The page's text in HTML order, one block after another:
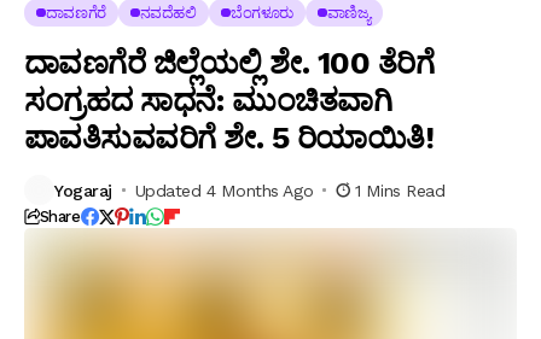
ದಾವಣಗೆರೆ ನವದೆಹಲಿ ಬೆಂಗಳೂರು ವಾಣಿಜ್ಯ
ದಾವಣಗೆರೆ ಜಿಲ್ಲೆಯಲ್ಲಿ ಶೇ. 100 ತೆರಿಗೆ
ಸಂಗ್ರಹದ ಸಾಧನೆ: ಮುಂಚಿತವಾಗಿ
ಪಾವತಿಸುವವರಿಗೆ ಶೇ. 5 ರಿಯಾಯಿತಿ!
Yogaraj Updated 4 Months Ago 1 Mins Read
Share